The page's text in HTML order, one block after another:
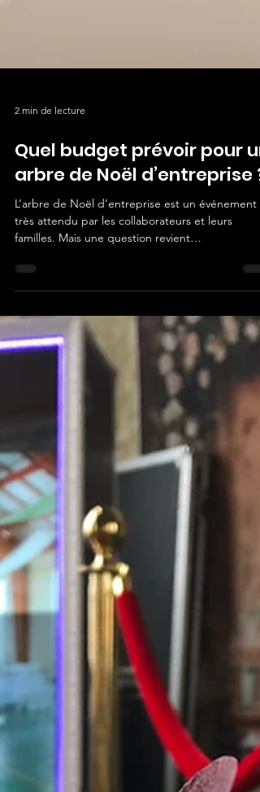
2 min de lecture
Quel budget prévoir pour un
arbre de Noël d’entreprise ?
L’arbre de Noël d’entreprise est un événement
familles. Mais une question revient
systématiquement : quel budget faut-il prévoir
réponse dépend de nombreux critères : nombre
de participants, type d’animations, lieu ou
niveau de prestation. Voici les éléments clés pour
vous aider à y voir plus clair. 👉 À lire également :
Comment organiser un arbre de Noël